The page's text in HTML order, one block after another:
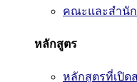
คณะและสำนั
หลักสูตร
หลักสูตรที่เปิด